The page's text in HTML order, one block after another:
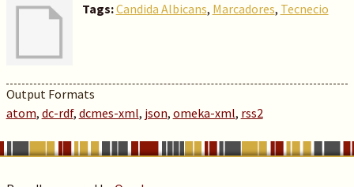
Tags:Candida Albicans, Marcadores, Tecnecio
Output Formats
atom, dc-rdf, dcmes-xml, json, omeka-xml, rss2